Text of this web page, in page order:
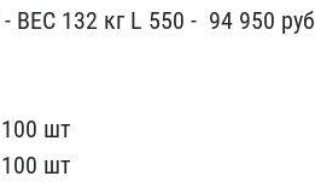
132 кг L 550 - ​ 94 950 руб
шт
шт